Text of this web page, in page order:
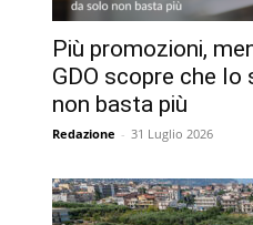
Più promozioni,
GDO scopre che
non basta più
Redazione - 31 Luglio 2026